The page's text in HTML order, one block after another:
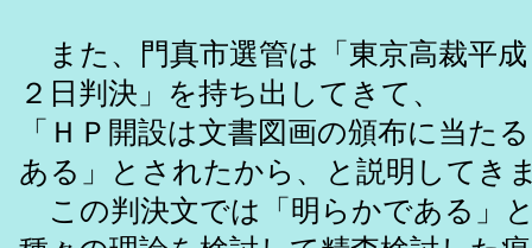
また、門真市選管は「東京高裁平
２日判決」を持ち出してきて、
「ＨＰ開設は文書図画の頒布に当た
ある」とされたから、と説明してき
この判決文では「明らかである」